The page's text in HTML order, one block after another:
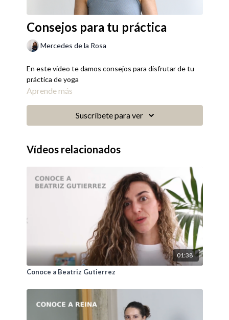
Consejos para tu práctica
Mercedes de la Rosa
En este video te damos consejos para disfrutar de tu
práctica de yoga
Aprende más
Suscríbete para ver
Vídeos relacionados
01:38
Conoce a Beatriz Gutierrez